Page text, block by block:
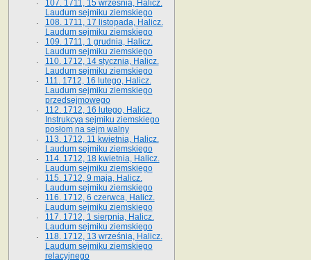
107. 1711, 15 września, Halicz.
Laudum sejmiku ziemskiego
108. 1711, 17 listopada, Halicz.
Laudum sejmiku ziemskiego
109. 1711, 1 grudnia, Halicz.
Laudum sejmiku ziemskiego
110. 1712, 14 stycznia, Halicz.
Laudum sejmiku ziemskiego
111. 1712, 16 lutego, Halicz.
Laudum sejmiku ziemskiego
przedsejmowego
112. 1712, 16 lutego, Halicz.
Instrukcya sejmiku ziemskiego
posłom na sejm walny
113. 1712, 11 kwietnia, Halicz.
Laudum sejmiku ziemskiego
114. 1712, 18 kwietnia, Halicz.
Laudum sejmiku ziemskiego
115. 1712, 9 maja, Halicz.
Laudum sejmiku ziemskiego
116. 1712, 6 czerwca, Halicz.
Laudum sejmiku ziemskiego
117. 1712, 1 sierpnia, Halicz.
Laudum sejmiku ziemskiego
118. 1712, 13 września, Halicz.
Laudum sejmiku ziemskiego
relacyjnego